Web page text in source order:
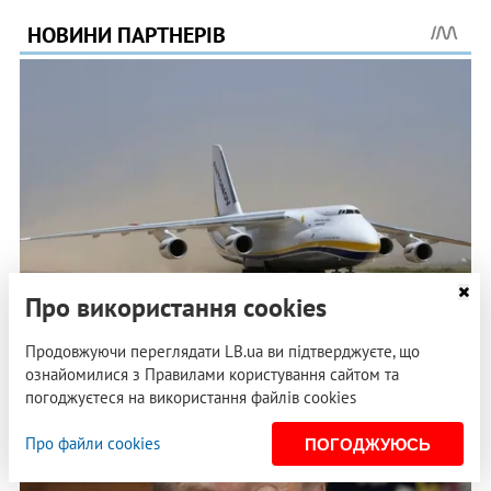
Про використання cookies
Продовжуючи переглядати LB.ua ви підтверджуєте, що
ознайомилися з Правилами користування сайтом та
погоджуєтеся на використання файлів cookies
Про файли cookies ПОГОДЖУЮСЬ